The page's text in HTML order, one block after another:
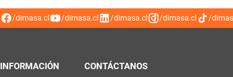
/dimasa.cl /dimasa.cl /dimasa.cl /dimasa.cl /
INFORMACIÓN CONTÁCTANOS